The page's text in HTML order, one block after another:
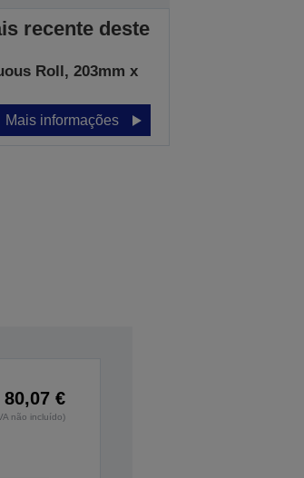
recente deste
Roll, 203mm x
Mais informações
80,07 €
não incluído)